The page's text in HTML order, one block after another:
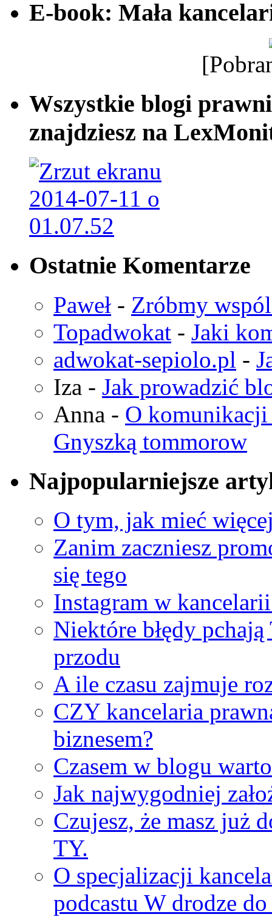
E-book: Mała
Wszystkie blogi
znajdziesz na
Ostatnie Komentarze
Paweł - Zróbmy
Topadwokat - Jaki
adwokat-sepiolo.pl -
Iza - Jak prowadzić
Anna - O komunikacji
Gnyszką tommorow
Najpopularniejsze
O tym, jak mieć
Zanim zaczniesz
się tego
Instagram w
Niektóre błędy
przodu
A ile czasu zajmuje
CZY kancelaria
biznesem?
Czasem w blogu
Jak najwygodniej
Czujesz, że masz już
TY.
O specjalizacji
podcastu W drodze